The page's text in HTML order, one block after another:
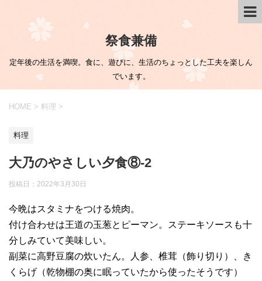
祭食兼備
定年後の生活を満喫。食に、遊びに、生活のちょっとした工夫を楽しん
でいます。
HOME > 料理 >
料理
大乃のやさしい夕食⑧-2
投稿日： 2022年3月30日
今晩はスタミナをつける焼肉。
付け合わせは王道の玉葱とピーマン。ステーキソースも十
分しみていて美味しい。
副菜に高野豆腐の炊いたん。人参、椎茸（飾り切り）、き
くらげ（乾物棚の奥に眠っていたから使ったそうです）